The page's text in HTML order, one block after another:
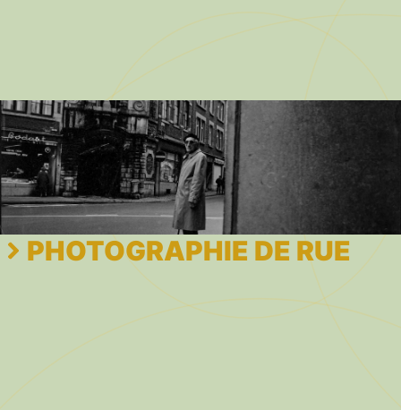
PHOTOGRAPHIE DE RUE